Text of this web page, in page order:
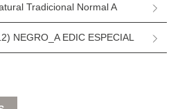
Tradicional Normal A
NEGRO_A EDIC ESPECIAL